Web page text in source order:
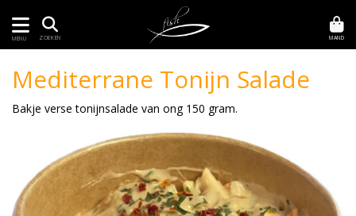
MENU ZOEKEN MAND
Mediterrane Tonijn Salade
Bakje verse tonijnsalade van ong 150 gram.